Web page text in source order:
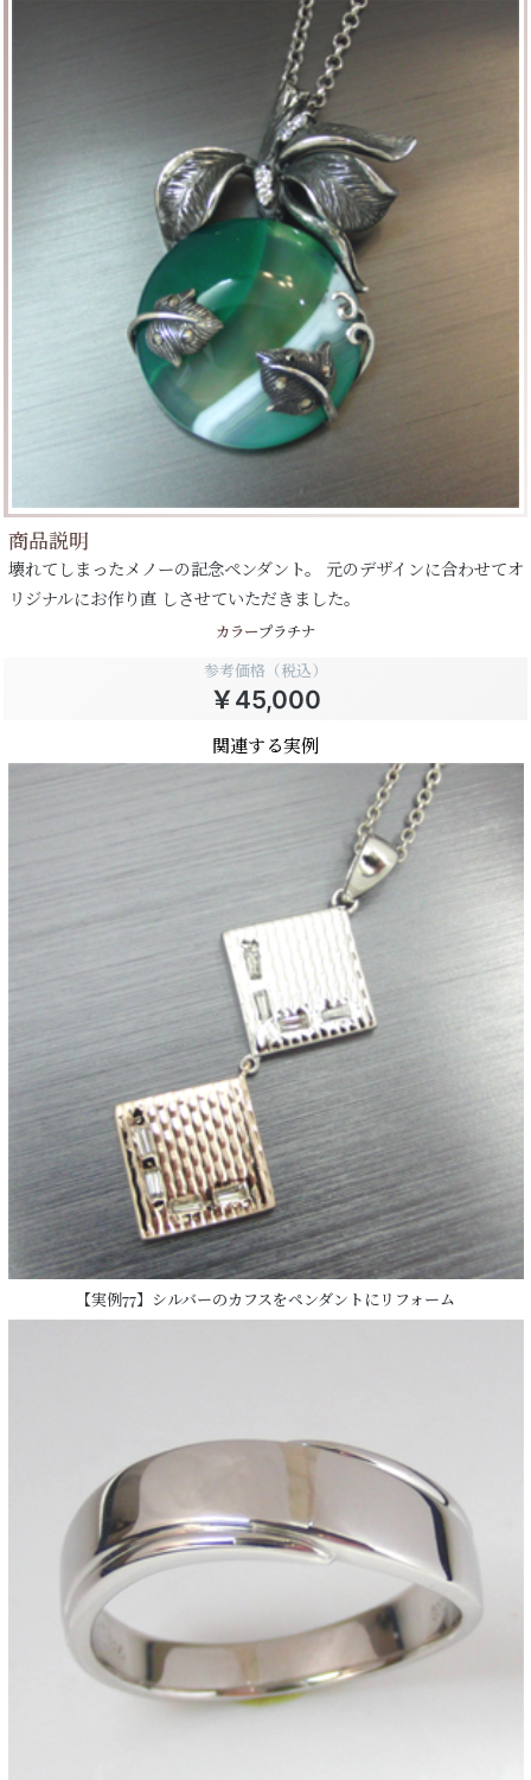
商品説明
壊れてしまったメノーの記念ペンダント。 元のデザインに合わせてオ
リジナルにお作り直 しさせていただきました。
カラープラチナ
参考価格（税込）
￥45,000
関連する実例
【実例77】シルバーのカフスをペンダントにリフォーム